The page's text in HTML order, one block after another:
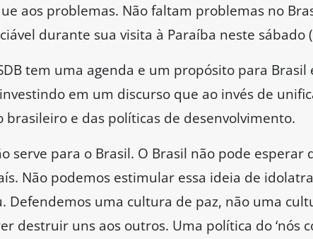
aos problemas. Não faltam problemas no
durante sua visita à Paraíba neste sábado
tem uma agenda e um propósito para
em um discurso que ao invés de
brasileiro e das políticas de desenvolvimento.
serve para o Brasil. O Brasil não pode esperar
Não podemos estimular essa ideia de
Defendemos uma cultura de paz, não uma
destruir uns aos outros. Uma política do ‘nós